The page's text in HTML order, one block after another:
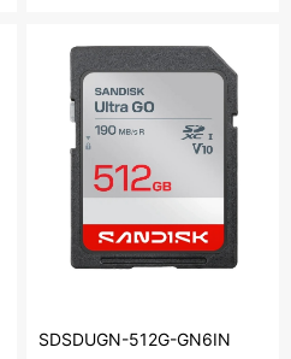
SDSDUGN-512G-GN6IN